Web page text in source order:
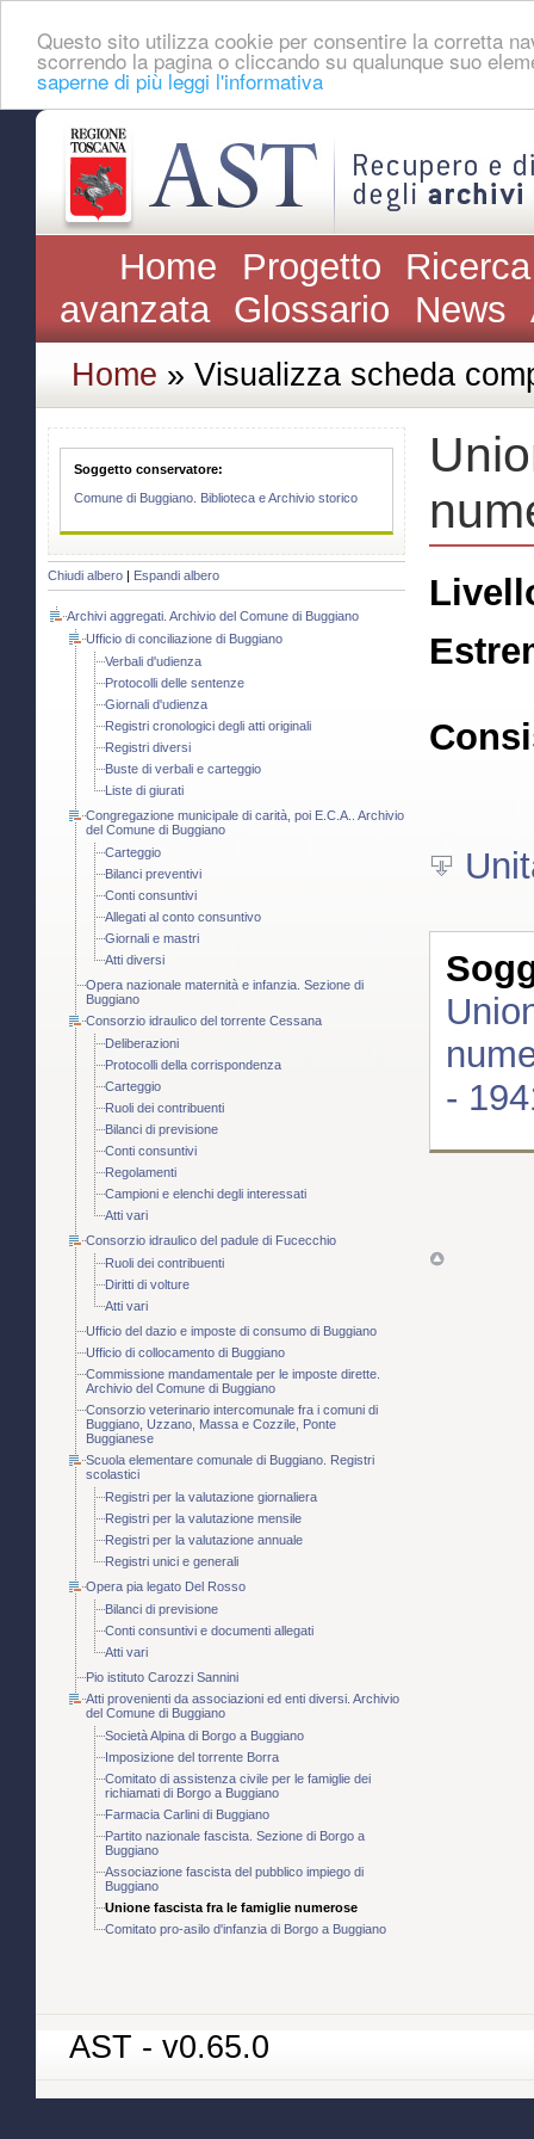
Questo sito utilizza cookie per consentire la corretta
scorrendo la pagina o cliccando su qualunque suo
saperne di più leggi l'informativa
Home Progetto
avanzata Glossario News
Home » Visualizza scheda
Soggetto conservatore:
Comune di Buggiano. Biblioteca e Archivio storico
Chiudi albero Espandi albero
Archivi aggregati. Archivio del Comune di Buggiano
Ufficio di conciliazione di Buggiano
Verbali d'udienza
Protocolli delle sentenze
Giornali d'udienza
Registri cronologici degli atti originali
Registri diversi
Buste di verbali e carteggio
Liste di giurati
Congregazione municipale di carità, poi E.C.A.. Archivio
del Comune di Buggiano
Carteggio
Bilanci preventivi
Conti consuntivi
Allegati al conto consuntivo
Giornali e mastri
Atti diversi
Opera nazionale maternità e infanzia. Sezione di
Buggiano
Consorzio idraulico del torrente Cessana
Deliberazioni
Protocolli della corrispondenza
Carteggio
Ruoli dei contribuenti
Bilanci di previsione
Conti consuntivi
Regolamenti
Campioni e elenchi degli interessati
Atti vari
Consorzio idraulico del padule di Fucecchio
Ruoli dei contribuenti
Diritti di volture
Atti vari
Ufficio del dazio e imposte di consumo di Buggiano
Ufficio di collocamento di Buggiano
Commissione mandamentale per le imposte dirette.
Archivio del Comune di Buggiano
Consorzio veterinario intercomunale fra i comuni di
Buggiano, Uzzano, Massa e Cozzile, Ponte
Buggianese
Scuola elementare comunale di Buggiano. Registri
scolastici
Registri per la valutazione giornaliera
Registri per la valutazione mensile
Registri per la valutazione annuale
Registri unici e generali
Opera pia legato Del Rosso
Bilanci di previsione
Conti consuntivi e documenti allegati
Atti vari
Pio istituto Carozzi Sannini
Atti provenienti da associazioni ed enti diversi. Archivio
del Comune di Buggiano
Società Alpina di Borgo a Buggiano
Imposizione del torrente Borra
Comitato di assistenza civile per le famiglie dei
richiamati di Borgo a Buggiano
Farmacia Carlini di Buggiano
Partito nazionale fascista. Sezione di Borgo a
Buggiano
Associazione fascista del pubblico impiego di
Buggiano
Unione fascista fra le famiglie numerose
Comitato pro-asilo d'infanzia di Borgo a Buggiano
-
AST - v0.65.0